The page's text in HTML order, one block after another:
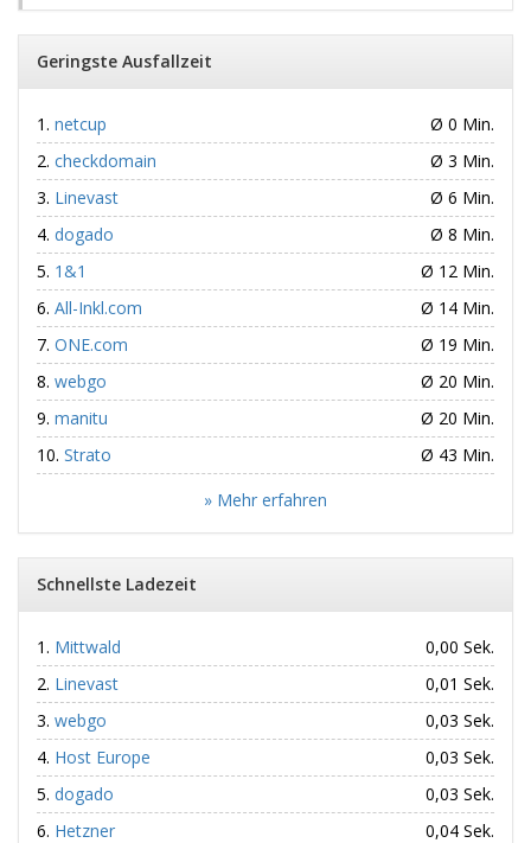
Geringste Ausfallzeit
netcup
Ø 0 Min.
checkdomain
Ø 3 Min.
Linevast
Ø 6 Min.
dogado
Ø 8 Min.
1&1
Ø 12 Min.
All-Inkl.com
Ø 14 Min.
ONE.com
Ø 19 Min.
webgo
Ø 20 Min.
manitu
Ø 20 Min.
Strato
Ø 43 Min.
» Mehr erfahren
Schnellste Ladezeit
Mittwald
0,00 Sek.
Linevast
0,01 Sek.
webgo
0,03 Sek.
Host Europe
0,03 Sek.
dogado
0,03 Sek.
Hetzner
0,04 Sek.